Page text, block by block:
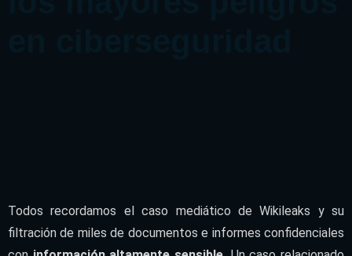
Todos recordamos el caso mediático de Wikileaks y su
filtración de miles de documentos e informes confidenciales